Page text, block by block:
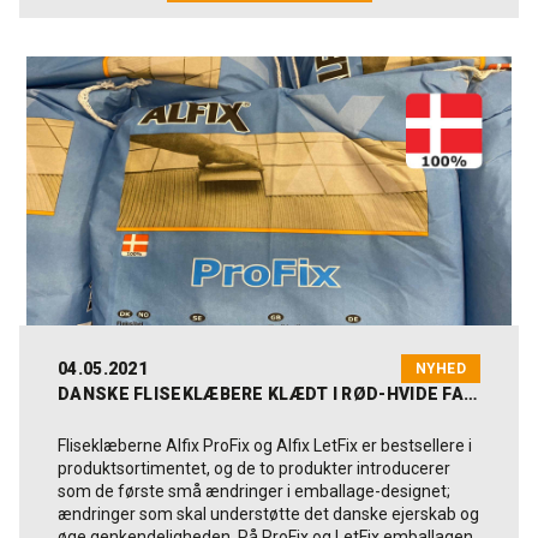
med den pudsede overflade.Læs mere her.
- Hvilke opgaver varetager du som lagerforvalter?
Min funktion er at lede og fordele opgaver, aktivere
ordrer og sørge for at lageret stemmer. Jeg er i løbende
tæt kontakt med vores ordremodtagere om, hvornår
ordrer kan afhentes eller sendes - også hvis der er
specielle ønsker fra kunderne. Målet er altid at vi bedst
muligt skal kunne efterleve kundernes ønsker.
- Kan du fremhæve andre funktioner på Alfix
lageret?
Vi sørger i fællesskab for, at pluklokationerne er fyldt op,
vi plukker varer, indlagrer paller, læsser lastbiler og
- Hvornår er arbejdsdagen særligt god?
alle kundernes ønsker inden for arbejdstiden.
Martin er 32 år, bosiddende i Kolding sammen sin
kæreste og parrets to små piger. Fritiden går med
familie, venner og sport.
04.05.2021 NYHED
DANSKE FLISEKLÆBERE KLÆDT I RØD-HVIDE FARVER
Fliseklæberne Alfix ProFix og Alfix LetFix er bestsellere i
produktsortimentet, og de to produkter introducerer
som de første små ændringer i emballage-designet;
ændringer som skal understøtte det danske ejerskab og